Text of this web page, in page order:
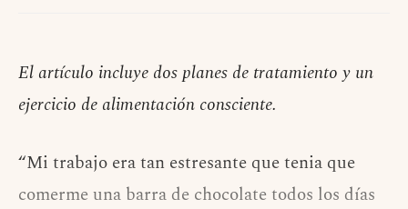
El artículo incluye dos planes de tratamiento y un
ejercicio de alimentación consciente.
“Mi trabajo era tan estresante que tenia que
comerme una barra de chocolate todos los días